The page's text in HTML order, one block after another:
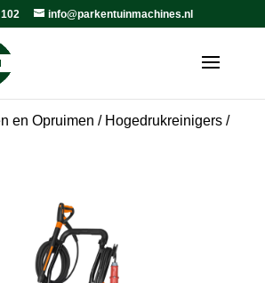
info@parkentuinmachines.nl
en Opruimen / Hogedrukreinigers /